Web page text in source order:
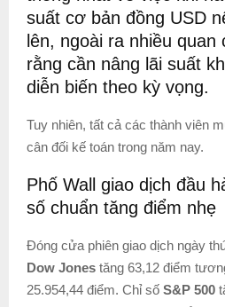
suất cơ bản đồng USD
lên, ngoài ra nhiều quan
rằng cần nâng lãi suất
diễn biến theo kỳ vọng.
Tuy nhiên, tất cả các thành viên
cân đối kế toán trong năm nay.
Phố Wall giao dịch đầu
số chuẩn tăng điểm nhẹ
Đóng cửa phiên giao dịch ngày
Dow Jones tăng 63,12 điểm
25.954,44 điểm. Chỉ số S&P 500